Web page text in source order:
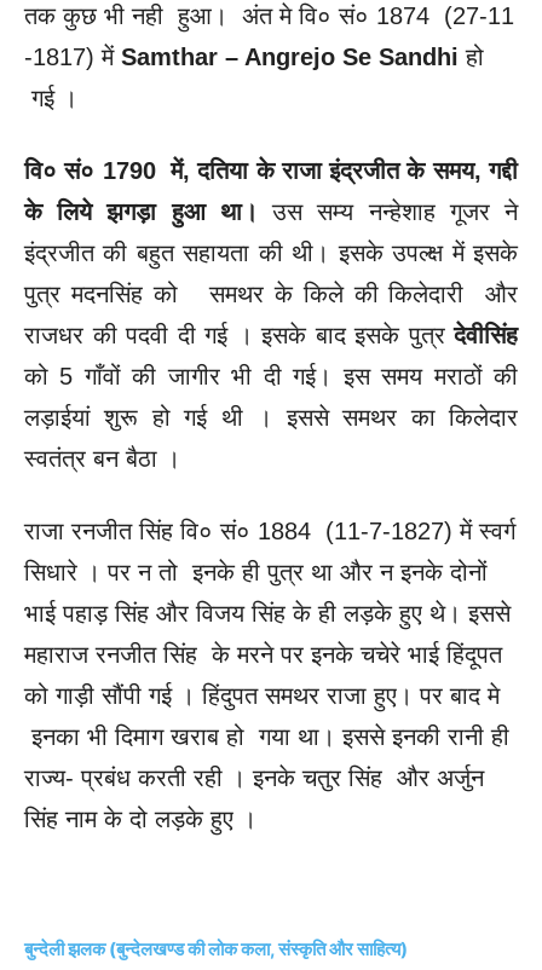
तक कुछ भी नही हुआ। अंत मे वि० सं० 1874 (27-11
-1817) में Samthar – Angrejo Se Sandhi हो
गई ।
वि० सं० 1790 में, दतिया के राजा इंद्रजीत के समय, गद्दी
के लिये झगड़ा हुआ था।
उस सम्य नन्हेशाह गूजर ने
इंद्रजीत की बहुत सहायता की थी। इसके उपल्क्ष में इसके
पुत्र मदनसिंह को समथर के किले की किलेदारी और
राजधर की पदवी दी गई । इसके बाद इसके पुत्रदेवीसिंह
को 5 गाँवों की जागीर भी दी गई। इस समय मराठों की
लड़ाईयां शुरू हो गई थी । इससे समथर का किलेदार
स्वतंत्र बन बैठा ।
राजा रनजीत सिंह वि० सं० 1884 (11-7-1827) में स्वर्ग
सिधारे । पर न तो इनके ही पुत्र था और न इनके दोनों
भाई पहाड़ सिंह और विजय सिंह के ही लड़के हुए थे। इससे
महाराज रनजीत सिंह के मरने पर इनके चचेरे भाई हिंदूपत
को गाड़ी सौंपी गई । हिंदुपत समथर राजा हुए। पर बाद मे
इनका भी दिमाग खराब हो गया था। इससे इनकी रानी ही
राज्य- प्रबंध करती रही । इनके चतुर सिंह और अर्जुन
सिंह नाम के दो लड़के हुए ।
बुन्देली झलक (बुन्देलखण्ड की लोक कला, संस्कृति और साहित्य)